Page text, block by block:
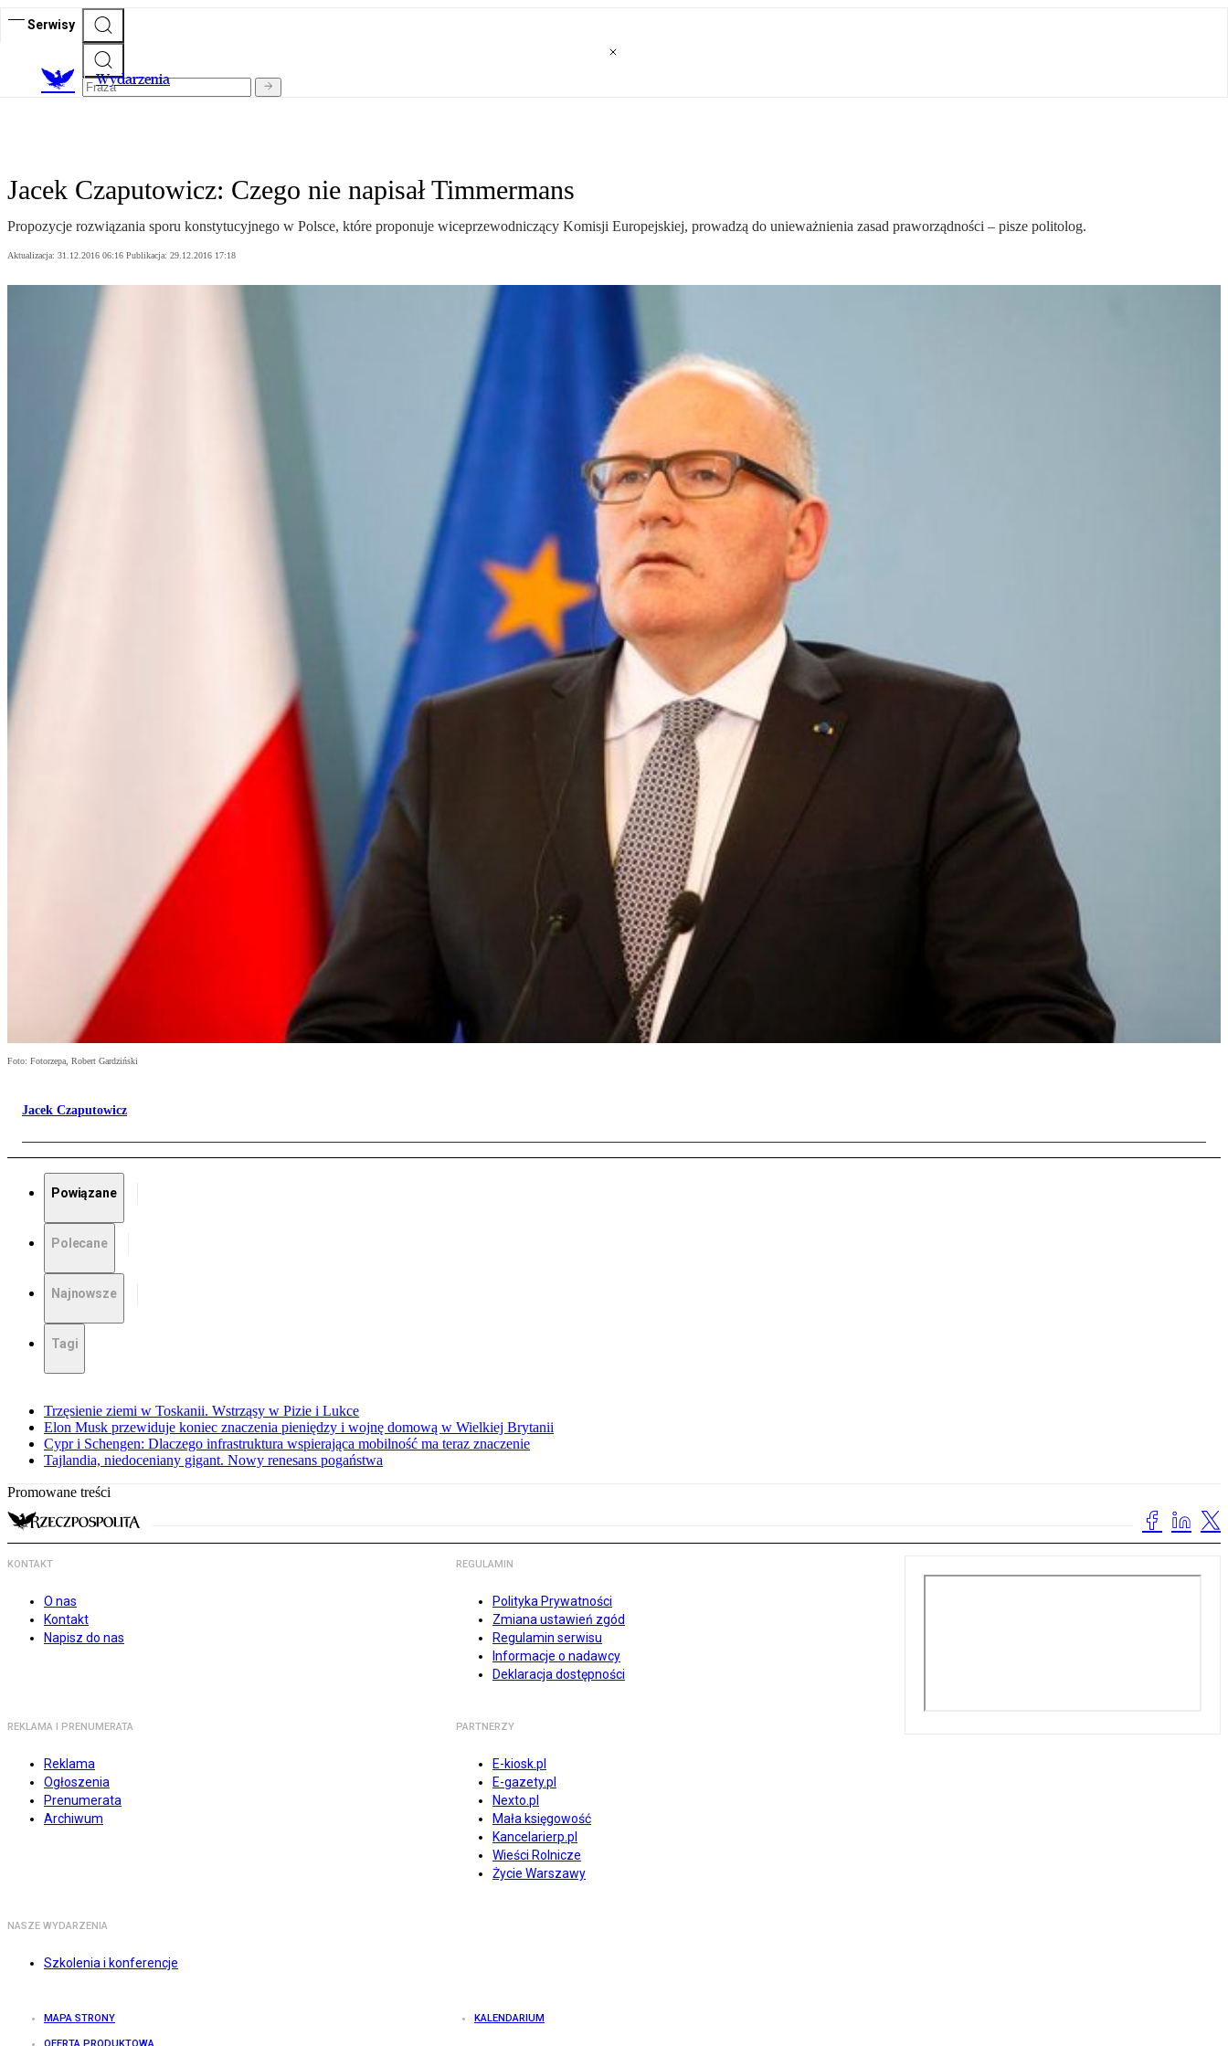
Serwisy
Wydarzenia
Jacek Czaputowicz: Czego nie napisał Timmermans
Propozycje rozwiązania sporu konstytucyjnego w Polsce, które proponuje wiceprzewodniczący Komisji Europejskiej, prowadzą do unieważnienia zasad praworządności – pisze politolog.
Aktualizacja: 31.12.2016 06:16 Publikacja: 29.12.2016 17:18
Foto: Fotorzepa, Robert Gardziński
Jacek Czaputowicz
Powiązane
Polecane
Najnowsze
Tagi
Trzęsienie ziemi w Toskanii. Wstrząsy w Pizie i Lukce
Elon Musk przewiduje koniec znaczenia pieniędzy i wojnę domową w Wielkiej Brytanii
Cypr i Schengen: Dlaczego infrastruktura wspierająca mobilność ma teraz znaczenie
Tajlandia, niedoceniany gigant. Nowy renesans pogaństwa
Promowane treści
KONTAKT
O nas
Kontakt
Napisz do nas
REGULAMIN
Polityka Prywatności
Zmiana ustawień zgód
Regulamin serwisu
Informacje o nadawcy
Deklaracja dostępności
REKLAMA I PRENUMERATA
Reklama
Ogłoszenia
Prenumerata
Archiwum
PARTNERZY
E-kiosk.pl
E-gazety.pl
Nexto.pl
Mała księgowość
Kancelarierp.pl
Wieści Rolnicze
Życie Warszawy
NASZE WYDARZENIA
Szkolenia i konferencje
MAPA STRONY KALENDARIUM